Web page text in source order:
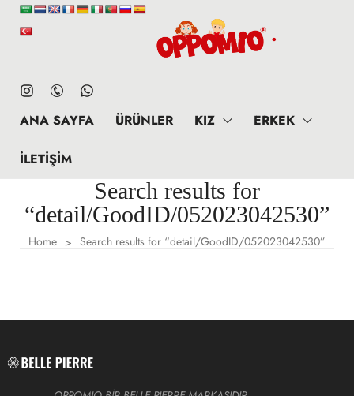
ANA SAYFA ÜRÜNLER KIZ ERKEK
İLETIŞIM
Search results for
“detail/GoodID/052023042530”
Home > Search results for “detail/GoodID/052023042530”